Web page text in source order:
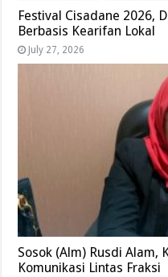
Festival Cisadane 2026,
Berbasis Kearifan Lokal
July 27, 2026
Sosok (Alm) Rusdi
Komunikasi Lintas Fraksi